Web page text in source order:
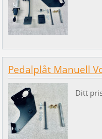
Pedalplåt Manuell
Ditt